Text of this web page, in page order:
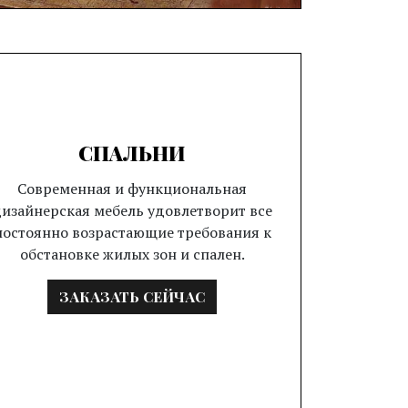
СПАЛЬНИ
Современная и функциональная
мебель удовлетворит все
возрастающие требования к
обстановке жилых зон и спален.
ЗАКАЗАТЬ СЕЙЧАС